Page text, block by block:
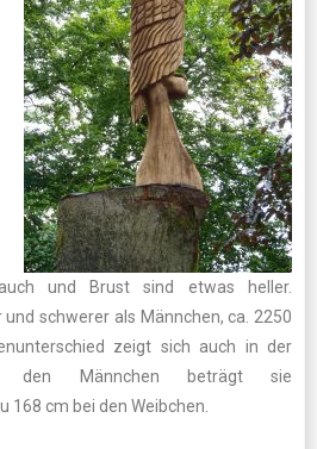
und Brust sind etwas heller.
schwerer als Männchen, ca. 2250
zeigt sich auch in der
den Männchen beträgt sie
168 cm bei den Weibchen.